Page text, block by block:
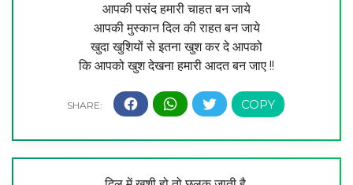
आपकी पसंद हमारी चाहत बन जाये
आपकी मुस्कान दिल की राहत बन जाये
खुदा खुशियों से इतना खुश कर दे आपको
कि आपको खुश देखना हमारी आदत बन जाए !!